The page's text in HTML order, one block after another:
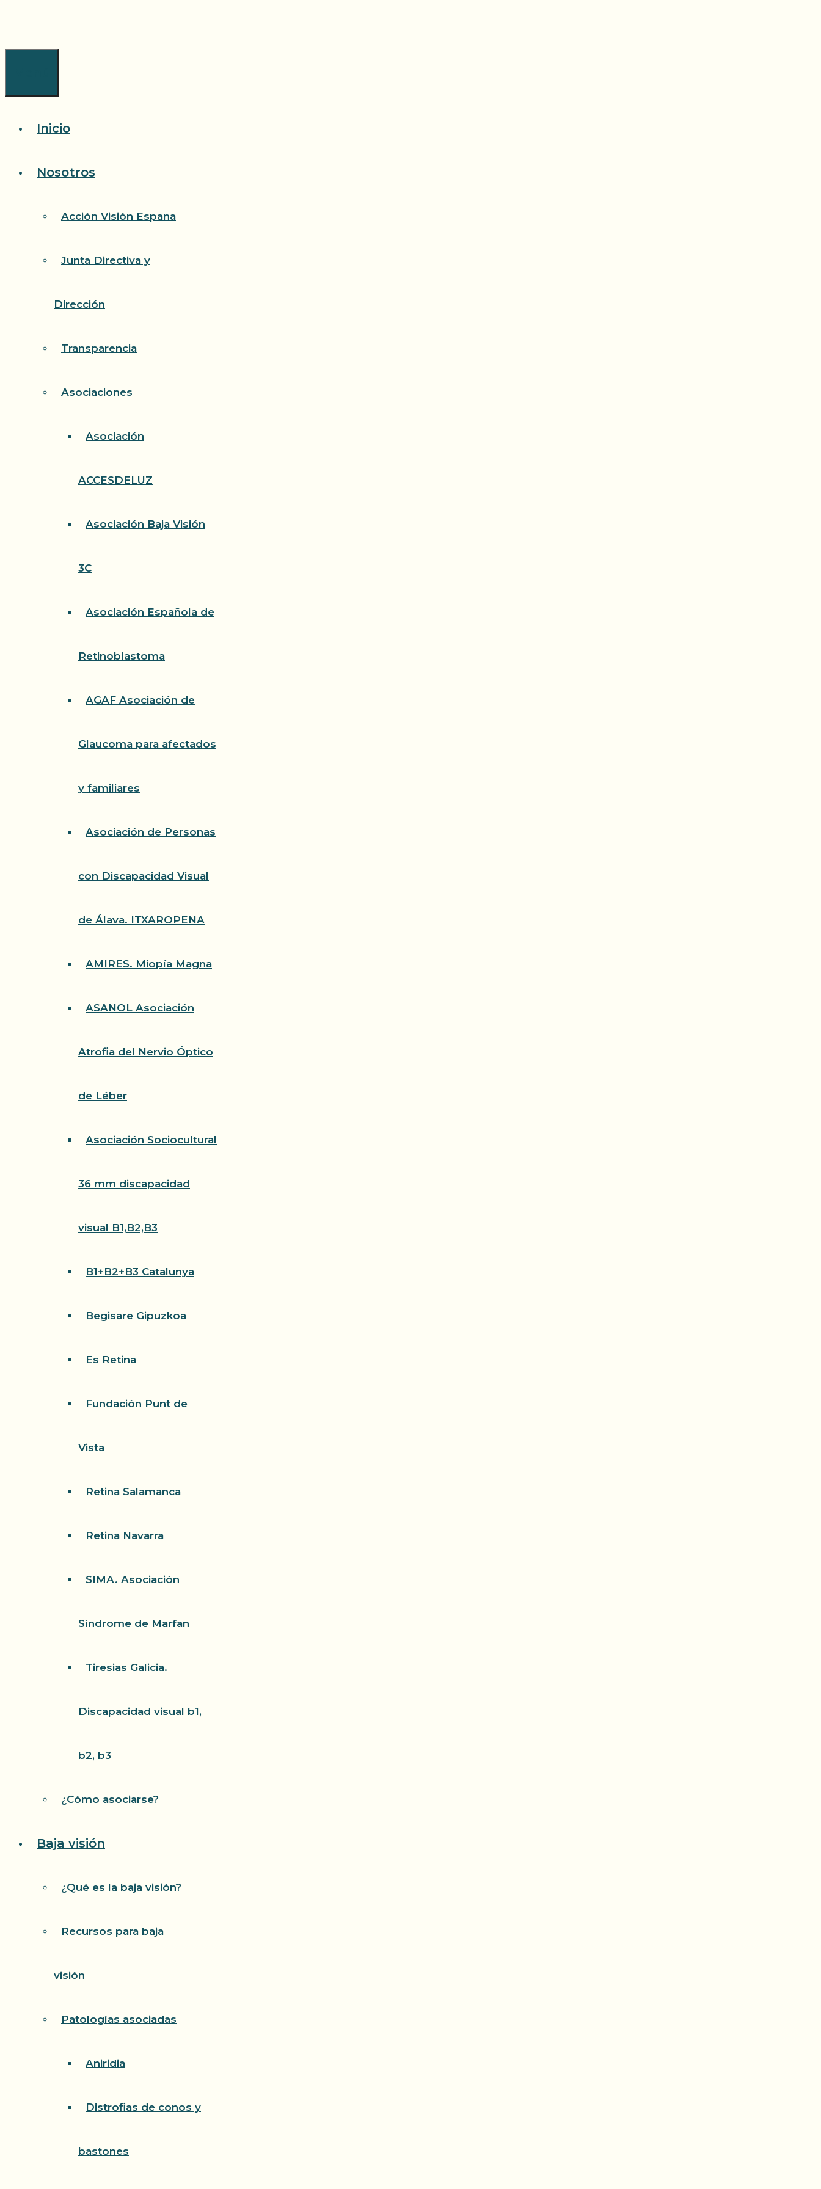
Inicio
Nosotros
Acción Visión España
Junta Directiva y
Dirección
Transparencia
Asociaciones
Asociación
ACCESDELUZ
Asociación Baja Visión
3C
Asociación Española de
Retinoblastoma
AGAF Asociación de
Glaucoma para afectados
y familiares
Asociación de Personas
con Discapacidad Visual
de Álava. ITXAROPENA
AMIRES. Miopía Magna
ASANOL Asociación
Atrofia del Nervio Óptico
de Léber
Asociación Sociocultural
36 mm discapacidad
visual B1,B2,B3
B1+B2+B3 Catalunya
Begisare Gipuzkoa
Es Retina
Fundación Punt de
Vista
Retina Salamanca
Retina Navarra
SIMA. Asociación
Síndrome de Marfan
Tiresias Galicia.
Discapacidad visual b1,
b2, b3
¿Cómo asociarse?
Baja visión
¿Qué es la baja visión?
Recursos para baja
visión
Patologías asociadas
Aniridia
Distrofias de conos y
bastones